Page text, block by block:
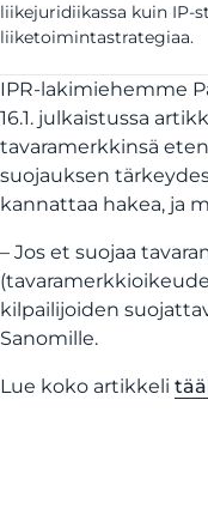
liikejuridiikassa kuin IP-
liiketoimintastrategiaa.
IPR-lakimiehemme
16.1. julkaistussa
tavaramerkkinsä
suojauksen
kannattaa hakea, ja
– Jos et suojaa
kilpailijoiden
Sanomille.
Lue koko artikkeli